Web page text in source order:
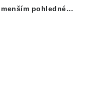
menším pohledném